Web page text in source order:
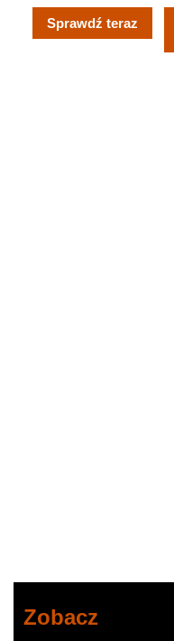
Sprawdź teraz
Zobacz